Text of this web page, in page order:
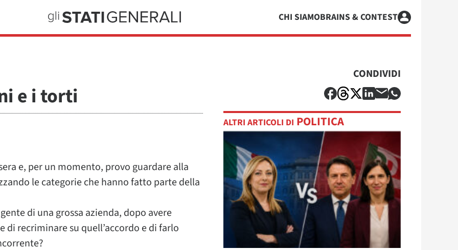
CHI SIAMOBRAINS & CONTEST
e i torti
e, per un momento, provo guardare alla
le categorie che hanno fatto parte della
di una grossa azienda, dopo avere
recriminare su quell’accordo e di farlo
CONDIVIDI
ALTRI ARTICOLI DI POLITICA